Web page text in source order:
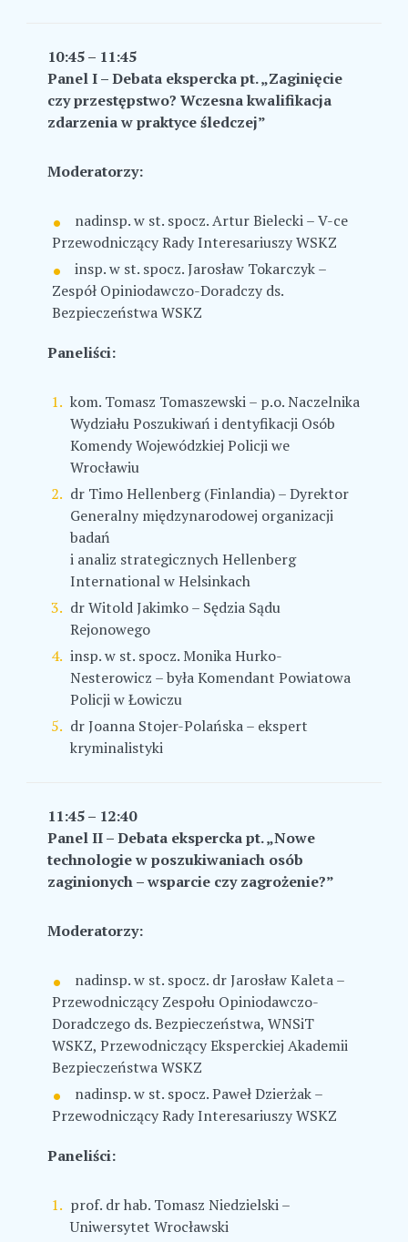
10:45 – 11:45
Panel I – Debata ekspercka pt.„Zaginięcie
czy przestępstwo? Wczesna kwalifikacja
zdarzenia w praktyce śledczej”
Moderatorzy:
nadinsp. w st. spocz. Artur Bielecki – V-ce
Przewodniczący Rady Interesariuszy WSKZ
insp. w st. spocz. Jarosław Tokarczyk –
Zespół Opiniodawczo-Doradczy ds.
Bezpieczeństwa WSKZ
Paneliści:
kom. Tomasz Tomaszewski – p.o. Naczelnika
Wydziału Poszukiwań i dentyfikacji Osób
Komendy Wojewódzkiej Policji we
Wrocławiu
dr Timo Hellenberg (Finlandia) – Dyrektor
Generalny międzynarodowej organizacji
badań
i analiz strategicznych Hellenberg
International w Helsinkach
dr Witold Jakimko – Sędzia Sądu
Rejonowego
insp. w st. spocz. Monika Hurko-
Nesterowicz – była Komendant Powiatowa
Policji w Łowiczu
dr Joanna Stojer-Polańska – ekspert
kryminalistyki
11:45 – 12:40
Panel II – Debata ekspercka pt.„Nowe
technologie w poszukiwaniach osób
zaginionych – wsparcie czy zagrożenie?”
Moderatorzy:
nadinsp. w st. spocz. dr Jarosław Kaleta –
Przewodniczący Zespołu Opiniodawczo-
Doradczego ds. Bezpieczeństwa, WNSiT
WSKZ, Przewodniczący Eksperckiej Akademii
Bezpieczeństwa WSKZ
nadinsp. w st. spocz. Paweł Dzierżak –
Przewodniczący Rady Interesariuszy WSKZ
Paneliści:
prof. dr hab. Tomasz Niedzielski –
Uniwersytet Wrocławski